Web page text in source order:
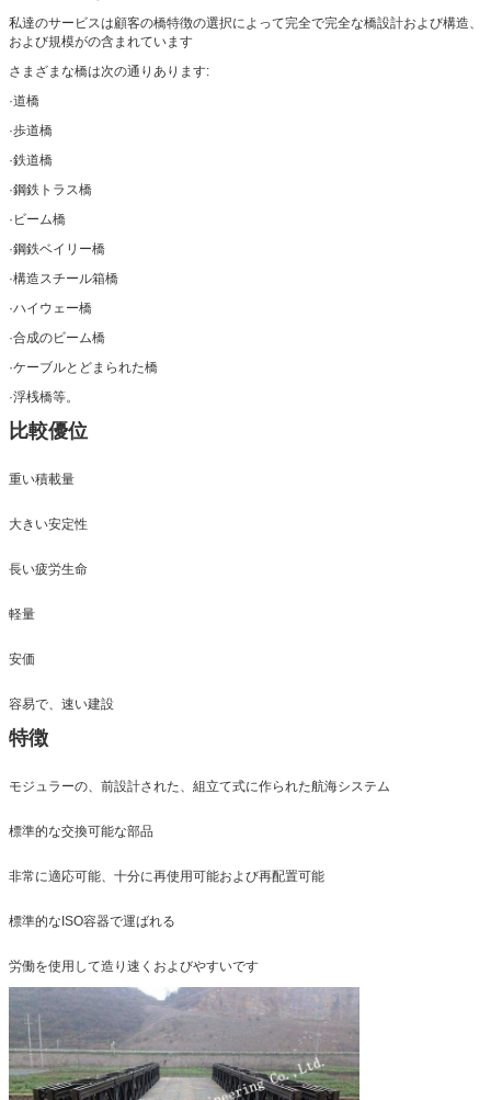
私達のサービスは顧客の橋特徴の選択によって完全で完全な橋設計および構造、
および規模がの含まれています
さまざまな橋は次の通りあります:
·道橋
·歩道橋
·鉄道橋
·鋼鉄トラス橋
·ビーム橋
·鋼鉄ベイリー橋
·構造スチール箱橋
·ハイウェー橋
·合成のビーム橋
·ケーブルとどまられた橋
·浮桟橋等。
比較優位
重い積載量
大きい安定性
長い疲労生命
軽量
安価
容易で、速い建設
特徴
モジュラーの、前設計された、組立て式に作られた航海システム
標準的な交換可能な部品
非常に適応可能、十分に再使用可能および再配置可能
標準的なISO容器で運ばれる
労働を使用して造り速くおよびやすいです